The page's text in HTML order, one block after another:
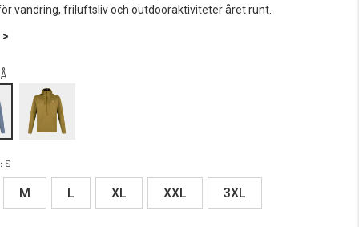
vandring, friluftsliv och outdooraktiviteter året runt.
S
M L XL XXL 3XL